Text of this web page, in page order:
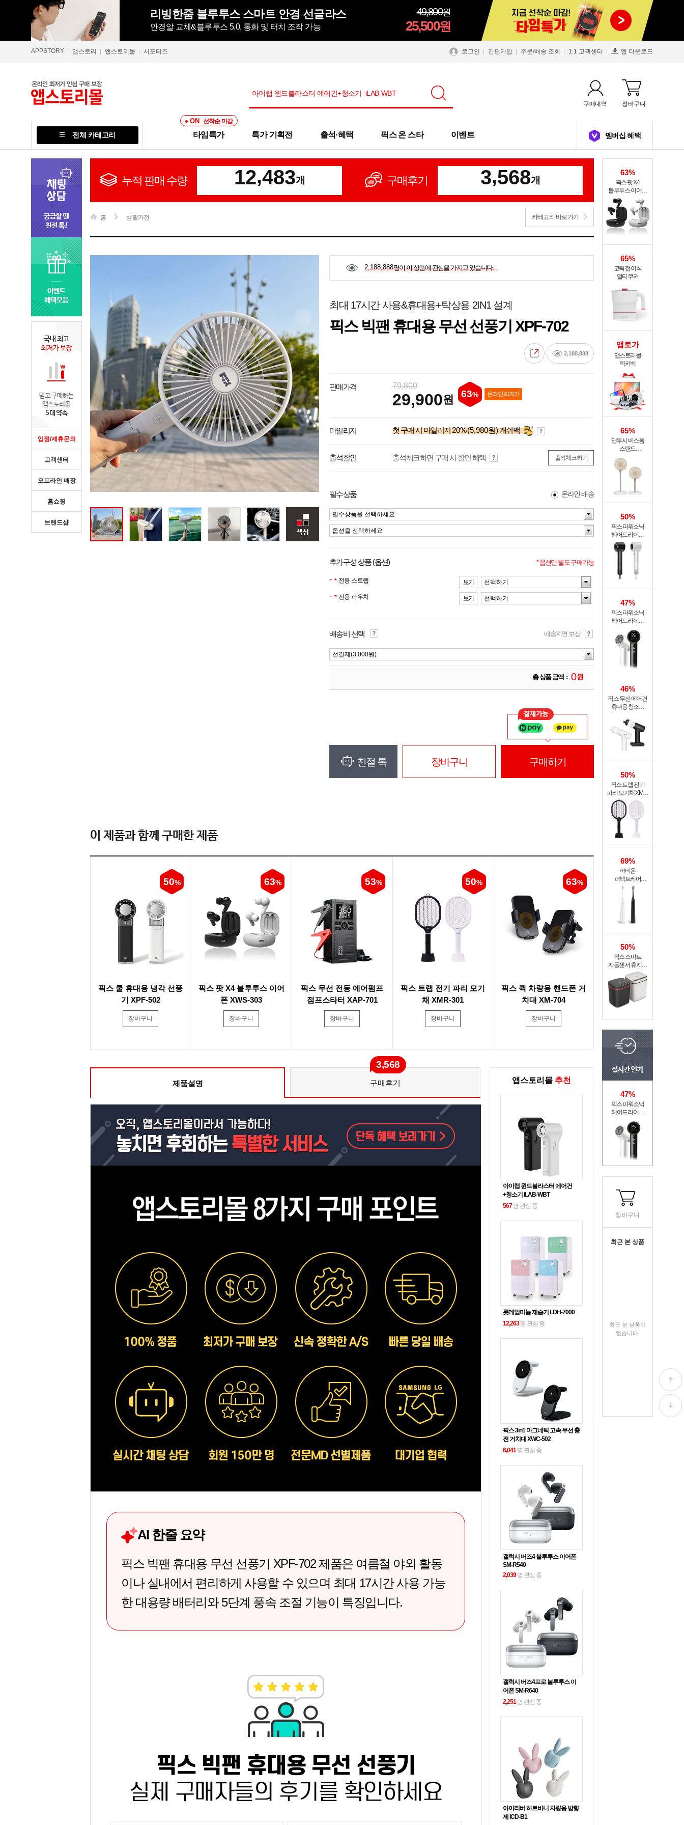
리빙한줌 블루투스 스마트 안경 선글라스
안경알 교체&블루투스 5.0, 통화 및 터치 조작 가능
49,800원
25,500원
APPSTORY 앱스토리 앱스토리몰 서포터즈 로그인 간편가입 주문/배송 조회 1:1 고객센터 앱 다운로드
구매내역 장바구니
전체 카테고리
ON 선착순 마감
타임특가 특가 기획전 출석·혜택 픽스 온 스타 이벤트 멤버십 혜택
누적 판매 수량 12,483개 구매후기 3,568개
홈 생활가전 카테고리 바로가기
2,188,888명이 이 상품에 관심을 가지고 있습니다.
최대 17시간 사용&휴대용+탁상용 2IN1 설계
픽스 빅팬 휴대용 무선 선풍기 XPF-702
2,188,888
판매가격 79,800
29,900원 63% 온라인 최저가
마일리지 첫 구매 시 마일리지20%(5,980원)캐쉬백
출석할인 출석체크하면 구매 시 할인 혜택 출석체크하기
필수상품 온라인 배송
필수상품을 선택하세요
옵션을 선택하세요
추가구성 상품 (옵션) * 옵션만 별도 구매가능
전용 스트랩 보기 선택하기
전용 파우치 보기 선택하기
배송지연 보상
배송비 선택
선결제(3,000원)
총 상품 금액 : 0원
친절 톡 장바구니 구매하기
이 제품과 함께 구매한 제품
50%
픽스 쿨 휴대용 냉각 선풍
기 XPF-502
장바구니
63%
픽스 팟 X4 블루투스 이어
폰 XWS-303
장바구니
53%
픽스 무선 전동 에어펌프
점프스타터 XAP-701
장바구니
50%
픽스 트랩 전기 파리 모기
채 XMR-301
장바구니
63%
픽스 퀵 차량용 핸드폰 거
치대 XM-704
장바구니
제품설명 구매후기
3,568
AI 한줄 요약
픽스 빅팬 휴대용 무선 선풍기 XPF-702 제품은 여름철 야외 활동
이나 실내에서 편리하게 사용할 수 있으며 최대 17시간 사용 가능
한 대용량 배터리와 5단계 풍속 조절 기능이 특징입니다.
앱스토리몰 추천
아이랩 윈드블라스터 에어건
+청소기 iLAB-WBT
567명 관심 중
롯데알미늄 제습기 LDH-7000
12,263명 관심 중
픽스 3in1 마그네틱 고속 무선 충
전 거치대 XWC-502
6,041 명 관심 중
갤럭시 버즈4 블루투스 이어폰
SM-R540
2,039명 관심 중
갤럭시 버즈4프로 블루투스 이
어폰 SM-R640
2,251 명 관심 중
아이리버 하트바니 차량용 방향
제 ICD-B1
입점/제휴문의
고객센터
오프라인 매장
홈쇼핑
브랜드샵
63%
픽스 팟 X4
블루투스 이어폰
XWS-303
65%
코릭 접이식
멀티쿠커
앱토가
앱스토리몰
럭키백
65%
앤루시 비스톰
스탠드
써큘레이터 ASF-
200A
50%
픽스 파워소닉
헤어드라이기
XHS-701
47%
픽스 파워소닉
헤어드라이기
XHS-702
46%
픽스 무선 에어건
휴대용 청소기
50%
픽스 트랩 전기
파리 모기채 XMR-
301
69%
바비온
퍼펙트케어
퓨어슬림
음파전동칫솔
50%
픽스 스마트
자동센서 휴지통
XSW-301
47%
픽스 파워소닉
헤어드라이기
XHS-702
장바구니
최근 본 상품
최근 본 상품이
없습니다.